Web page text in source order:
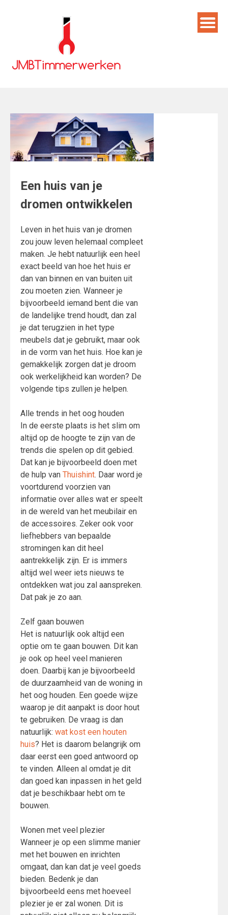
Een huis van je
dromen ontwikkelen
Leven in het huis van je dromen
zou jouw leven helemaal compleet
maken. Je hebt natuurlijk een heel
exact beeld van hoe het huis er
dan van binnen en van buiten uit
zou moeten zien. Wanneer je
bijvoorbeeld iemand bent die van
de landelijke trend houdt, dan zal
je dat terugzien in het type
meubels dat je gebruikt, maar ook
in de vorm van het huis. Hoe kan je
gemakkelijk zorgen dat je droom
ook werkelijkheid kan worden? De
volgende tips zullen je helpen.
Alle trends in het oog houden
In de eerste plaats is het slim om
altijd op de hoogte te zijn van de
trends die spelen op dit gebied.
Dat kan je bijvoorbeeld doen met
de hulp van Thuishint. Daar word je
voortdurend voorzien van
informatie over alles wat er speelt
in de wereld van het meubilair en
de accessoires. Zeker ook voor
liefhebbers van bepaalde
stromingen kan dit heel
aantrekkelijk zijn. Er is immers
altijd wel weer iets nieuws te
ontdekken wat jou zal aanspreken.
Dat pak je zo aan.
Zelf gaan bouwen
Het is natuurlijk ook altijd een
optie om te gaan bouwen. Dit kan
je ook op heel veel manieren
doen. Daarbij kan je bijvoorbeeld
de duurzaamheid van de woning in
het oog houden. Een goede wijze
waarop je dit aanpakt is door hout
te gebruiken. De vraag is dan
natuurlijk: wat kost een houten
huis? Het is daarom belangrijk om
daar eerst een goed antwoord op
te vinden. Alleen al omdat je dit
dan goed kan inpassen in het geld
dat je beschikbaar hebt om te
bouwen.
Wonen met veel plezier
Wanneer je op een slimme manier
met het bouwen en inrichten
omgaat, dan kan dat je veel goeds
bieden. Bedenk je dan
bijvoorbeeld eens met hoeveel
plezier je er zal wonen. Dit is